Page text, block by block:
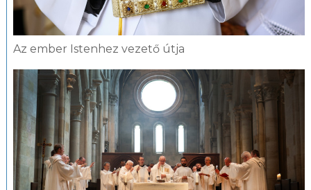
Az ember Istenhez vezető útja